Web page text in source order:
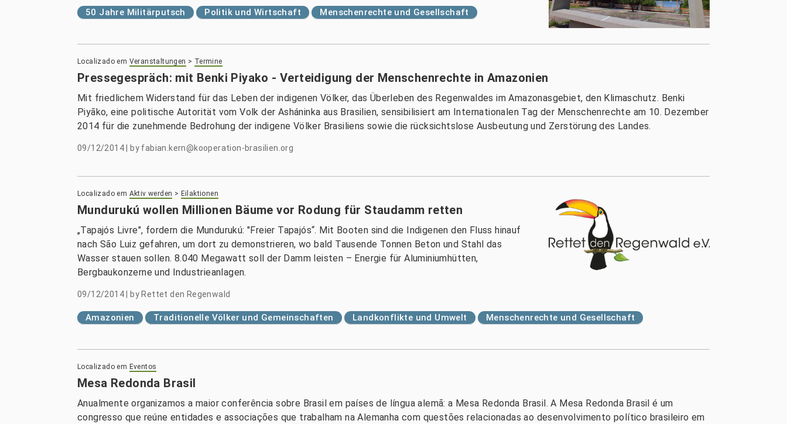
50 Jahre Militärputsch Politik und Wirtschaft Menschenrechte und Gesellschaft
Localizado em Veranstaltungen > Termine
Pressegespräch: mit Benki Piyako - Verteidigung der Menschenrechte in Amazonien
Mit friedlichem Widerstand für das Leben der indigenen Völker, das Überleben des Regenwaldes im Amazonasgebiet, den Klimaschutz. Benki
Piyãko, eine politische Autorität vom Volk der Asháninka aus Brasilien, sensibilisiert am Internationalen Tag der Menschenrechte am 10. Dezember
2014 für die zunehmende Bedrohung der indigene Völker Brasiliens sowie die rücksichtslose Ausbeutung und Zerstörung des Landes.
09/12/2014 by fabian.kern@kooperation-brasilien.org
Localizado em Aktiv werden > Eilaktionen
Mundurukú wollen Millionen Bäume vor Rodung für Staudamm retten
„Tapajós Livre", fordern die Mundurukú: "Freier Tapajós“. Mit Booten sind die Indigenen den Fluss hinauf
nach São Luiz gefahren, um dort zu demonstrieren, wo bald Tausende Tonnen Beton und Stahl das
Wasser stauen sollen. 8.040 Megawatt soll der Damm leisten – Energie für Aluminiumhütten,
Bergbaukonzerne und Industrieanlagen.
09/12/2014 by Rettet den Regenwald
Amazonien Traditionelle Völker und Gemeinschaften Landkonflikte und Umwelt Menschenrechte und Gesellschaft
Localizado em Eventos
Mesa Redonda Brasil
Anualmente organizamos a maior conferência sobre Brasil em países de língua alemã: a Mesa Redonda Brasil. A Mesa Redonda Brasil é um
congresso que reúne entidades e associações que trabalham na Alemanha com questões relacionadas ao desenvolvimento político brasileiro em